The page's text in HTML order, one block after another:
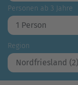
Personen ab 3 Jahre
Region